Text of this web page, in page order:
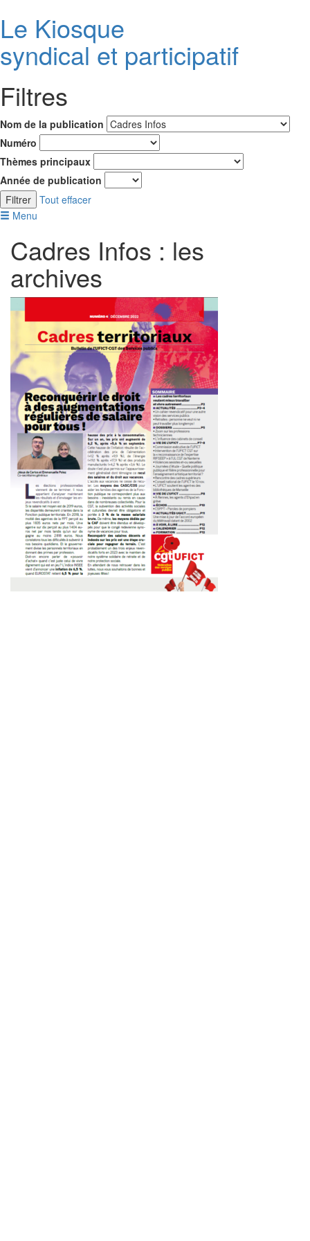
Le Kiosque
syndical et participatif
Filtres
Nom de la publication
Numéro
Thèmes principaux
Année de publication
Filtrer Tout effacer
Menu
Cadres Infos : les
archives